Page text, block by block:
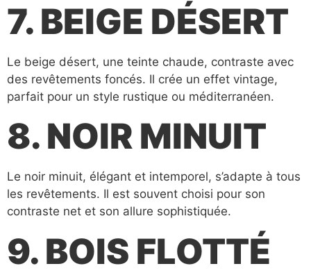
7. BEIGE DÉSERT
Le beige désert, une teinte chaude, contraste avec
des revêtements foncés. Il crée un effet vintage,
parfait pour un style rustique ou méditerranéen.
8. NOIR MINUIT
Le noir minuit, élégant et intemporel, s’adapte à tous
les revêtements. Il est souvent choisi pour son
contraste net et son allure sophistiquée.
9. BOIS FLOTTÉ